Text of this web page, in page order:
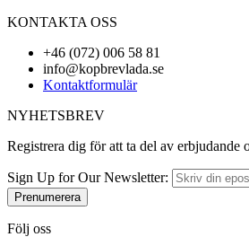
KONTAKTA OSS
+46 (072) 006 58 81
info@kopbrevlada.se
Kontaktformulär
NYHETSBREV
Registrera dig för att ta del av erbjudande
Sign Up for Our Newsletter:
Prenumerera
Följ oss